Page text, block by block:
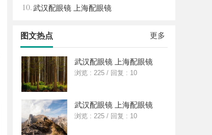
10.武汉配眼镜 上海配眼镜
更多
图文热点
武汉配眼镜 上海配眼镜
浏览 : 225 / 回复 : 10
武汉配眼镜 上海配眼镜
浏览 : 225 / 回复 : 10